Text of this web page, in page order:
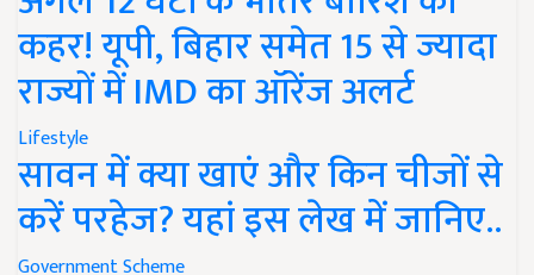
कहर! यूपी, बिहार समेत 15 से ज्यादा
राज्यों में IMD का ऑरेंज अलर्ट
Lifestyle
सावन में क्या खाएं और किन चीजों से
करें परहेज? यहां इस लेख में जानिए..
Government Scheme